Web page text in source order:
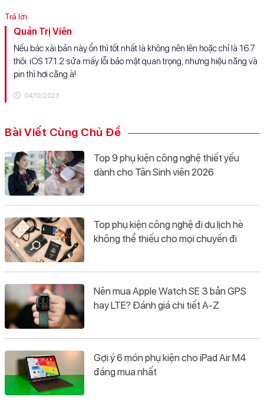
Quản Trị Viên
Nếu bác xài bản này ổn thì tốt nhất là không nên lên hoặc chỉ là 16.7
thôi. iOS 17.1.2 sửa mấy lỗi bảo mật quan trọng, nhưng hiệu năng và
pin thì hơi căng à!
04/12/2023
Bài Viết Cùng Chủ Đề
Top 9 phụ kiện công nghệ thiết yếu
dành cho Tân Sinh viên 2026
Top phụ kiện công nghệ đi du lịch hè
không thể thiếu cho mọi chuyến đi
Nên mua Apple Watch SE 3 bản GPS
hay LTE? Đánh giá chi tiết A-Z
Gợi ý 6 món phụ kiện cho iPad Air M4
đáng mua nhất